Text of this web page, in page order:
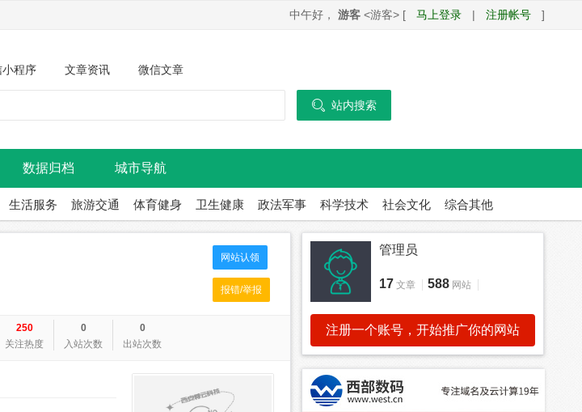
中午好， 游客 <游客> [ 马上登录 | 注册帐号 ]
小程序 文章资讯 微信文章
 站内搜索
数据归档 城市导航
生活服务 旅游交通 体育健身 卫生健康 政法军事 科学技术 社会文化 综合其他
网站认领
报错/举报
250
关注热度
0
入站次数
0
出站次数
管理员
17 文章 588 网站
注册一个账号，开始推广你的网站